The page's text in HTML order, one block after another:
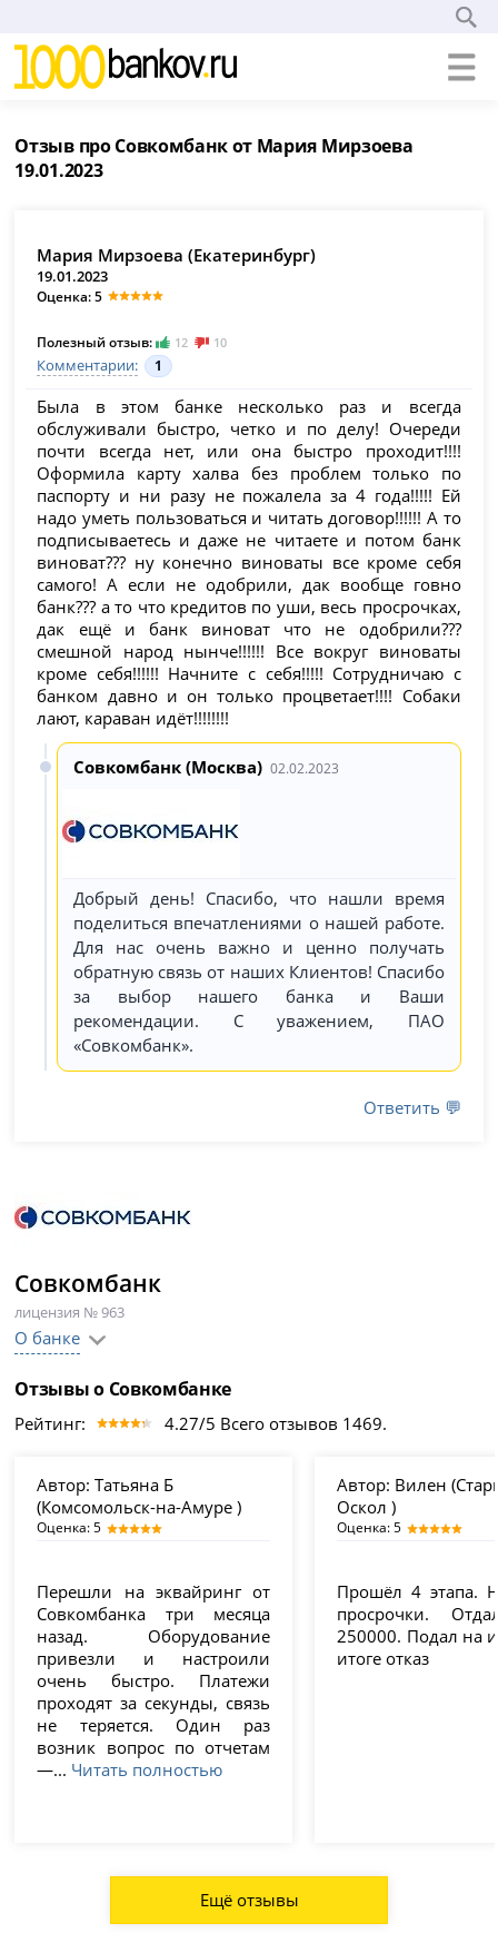
Отзыв про Совкомбанк от Мария Мирзоева
19.01.2023
Мария Мирзоева (Екатеринбург)
19.01.2023
Оценка: 5
Полезный отзыв: 12 10
Комментарии: 1
Была в этом банке несколько раз и всегда
обслуживали быстро, четко и по делу! Очереди
почти всегда нет, или она быстро проходит!!!!
Оформила карту халва без проблем только по
паспорту и ни разу не пожалела за 4 года!!!!! Ей
надо уметь пользоваться и читать договор!!!!!! А то
подписываетесь и даже не читаете и потом банк
виноват??? ну конечно виноваты все кроме себя
самого! А если не одобрили, дак вообще говно
банк??? а то что кредитов по уши, весь просрочках,
дак ещё и банк виноват что не одобрили???
смешной народ нынче!!!!!! Все вокруг виноваты
кроме себя!!!!!! Начните с себя!!!!! Сотрудничаю с
банком давно и он только процветает!!!! Собаки
лают, караван идёт!!!!!!!!
Совкомбанк (Москва) 02.02.2023
Добрый день! Спасибо, что нашли время
поделиться впечатлениями о нашей работе.
Для нас очень важно и ценно получать
обратную связь от наших Клиентов! Спасибо
за выбор нашего банка и Ваши
рекомендации. С уважением, ПАО
«Совкомбанк».
Ответить 💬
Совкомбанк
лицензия № 963
О банке
Отзывы о Совкомбанке
Рейтинг: 4.27/5 Всего отзывов 1469.
Автор: Татьяна Б
(Комсомольск-на-Амуре )
Оценка: 5
Перешли на эквайринг от
Совкомбанка три месяца
назад. Оборудование
привезли и настроили
очень быстро. Платежи
проходят за секунды, связь
не теряется. Один раз
возник вопрос по отчетам
—... Читать полностью
Автор: Вилен
Оскол )
Оценка: 5
Прошёл 4 этапа.
просрочки.
250000. Подал на
итоге отказ
Ещё отзывы